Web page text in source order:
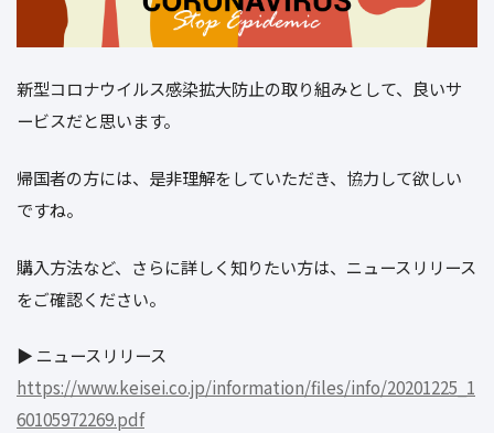
新型コロナウイルス感染拡大防止の取り組みとして、良いサ
ービスだと思います。
帰国者の方には、是非理解をしていただき、協力して欲しい
ですね。
購入方法など、さらに詳しく知りたい方は、ニュースリリース
をご確認ください。
▶︎ ニュースリリース
https://www.keisei.co.jp/information/files/info/20201225_1
60105972269.pdf